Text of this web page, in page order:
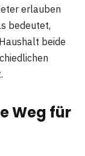
erlauben
bedeutet,
beide
Weg für